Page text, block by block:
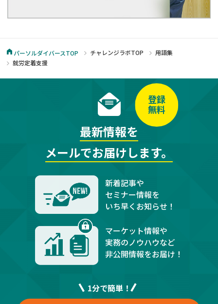
パーソルダイバースTOP チャレンジラボTOP
用語集
就労定着支援
最新情報を
メールでお届けします。
登録
無料
新着記事や
セミナー情報を
いち早くお知らせ！
マーケット情報や
実務のノウハウなど
非公開情報をお届け！
1分で簡単！